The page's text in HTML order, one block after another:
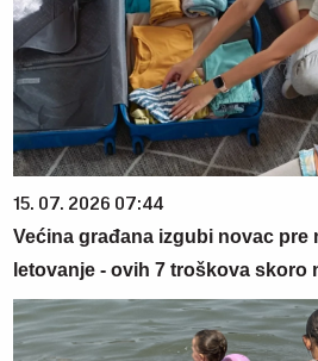
15. 07. 2026 07:44
Većina građana izgubi novac pre
letovanje - ovih 7 troškova skoro